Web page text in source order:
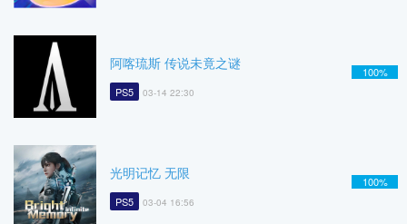
阿喀琉斯 传说未竟之谜
PS5 03-14 22:30
100%
光明记忆 无限
PS5 03-04 16:56
100%